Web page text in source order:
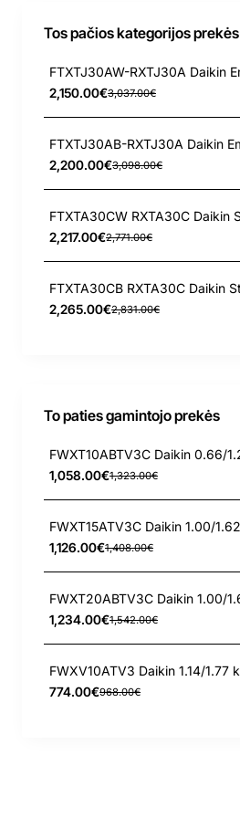
Tos pačios kategorijos prekės
2,150.00€3,037.00€
2,200.00€3,098.00€
2,217.00€2,771.00€
2,265.00€2,831.00€
To paties gamintojo prekės
1,058.00€1,323.00€
1,126.00€1,408.00€
1,234.00€1,542.00€
774.00€968.00€